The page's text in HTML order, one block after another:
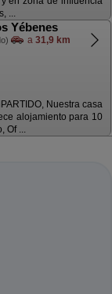
...
Yébenes
a 31,9 km
Nuestra casa
alojamiento para 10
Of ...